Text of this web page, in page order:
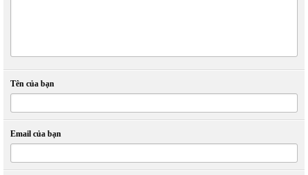
Tên của bạn
Email của bạn